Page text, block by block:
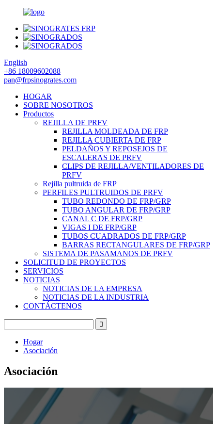
English
+86 18009602088
pan@frpsinogrates.com
HOGAR
SOBRE NOSOTROS
Productos
REJILLA DE PRFV
REJILLA MOLDEADA DE FRP
REJILLA CUBIERTA DE FRP
PELDAÑOS Y REPOSEJOS DE
ESCALERAS DE PRFV
CLIPS DE REJILLA/VENTILADORES DE
PRFV
Rejilla pultruida de FRP
PERFILES PULTRUIDOS DE PRFV
TUBO REDONDO DE FRP/GRP
TUBO ANGULAR DE FRP/GRP
CANAL C DE FRP/GRP
VIGAS I DE FRP/GRP
TUBOS CUADRADOS DE FRP/GRP
BARRAS RECTANGULARES DE FRP/GRP
SISTEMA DE PASAMANOS DE PRFV
SOLICITUD DE PROYECTOS
SERVICIOS
NOTICIAS
NOTICIAS DE LA EMPRESA
NOTICIAS DE LA INDUSTRIA
CONTÁCTENOS
Hogar
Asociación
Asociación